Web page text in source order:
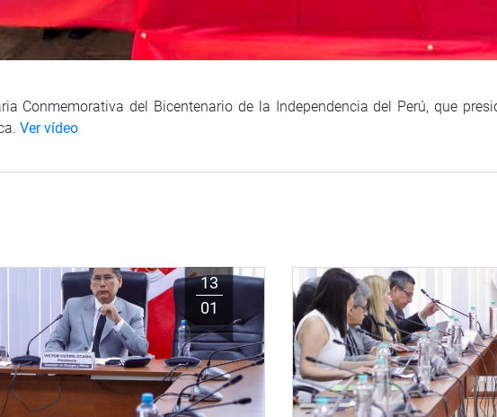
Conmemorativa del Bicentenario de la Independencia del Perú, que
Ver vídeo
13
01